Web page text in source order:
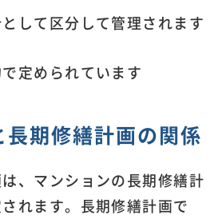
して区分して管理されます
定められています
期修繕計画の関係
、マンションの長期修繕計
れます。長期修繕計画で